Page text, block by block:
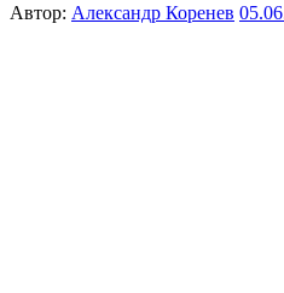
Автор: Александр Коренев